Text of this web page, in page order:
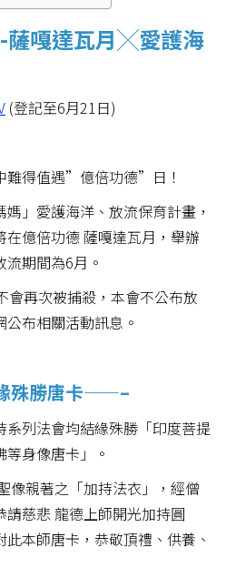
薩嘎達瓦月╳愛護海
(登記至6月21日)
難得值遇”億倍功德”日！
」愛護海洋、放流保育計畫，
億倍功德 薩嘎達瓦月，舉辦
期間為6月。
會再次被捕殺，本會不公布放
布相關活動訊息。
殊勝唐卡——–
列法會均結緣殊勝「印度菩提
身像唐卡」。
像親著之「加持法衣」，經僧
慈悲 龍德上師開光加持圓
本師唐卡，恭敬頂禮、供養、